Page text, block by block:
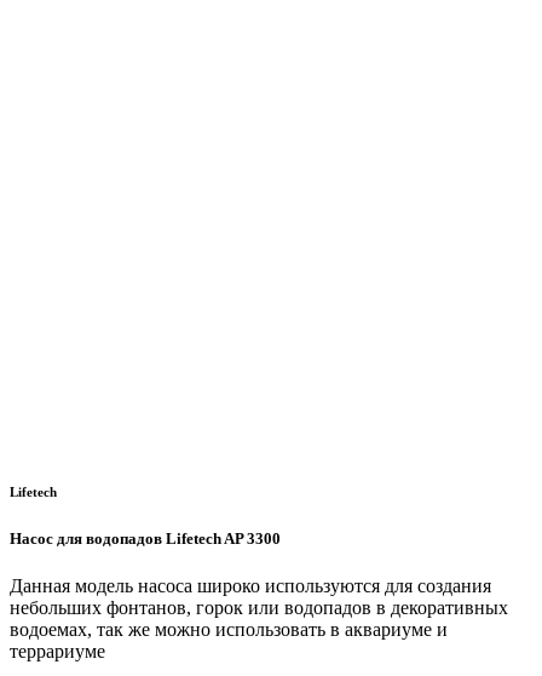
Lifetech
Насос для водопадов Lifetech AP 3300
Данная модель насоса широко используются для создания
небольших фонтанов, горок или водопадов в декоративных
водоемах, так же можно использовать в аквариуме и
террариуме